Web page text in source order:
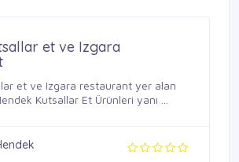
et ve Izgara
et ve Izgara restaurant yer alan
Kutsallar Et Ürünleri yanı ...